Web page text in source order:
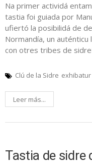
Na primer actividá
tastia foi guiada por
ufiertó la posibilidá de
Normandía, un auténticu
con otres tribes de
Clú de la Sidre exhibatur
Leer más...
Tastia de sidre